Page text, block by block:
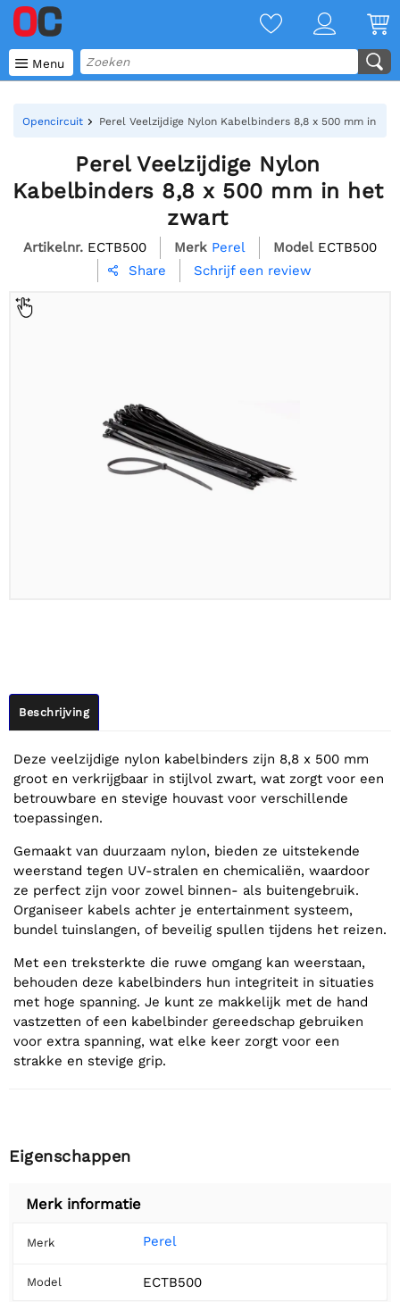
 Menu
Opencircuit Perel Veelzijdige Nylon Kabelbinders 8,8 x 500 mm in
Perel Veelzijdige Nylon
Kabelbinders 8,8 x 500 mm in het
zwart
Artikelnr. ECTB500 Merk Perel Model ECTB500
 Share Schrijf een review
Beschrijving
Deze veelzijdige nylon kabelbinders zijn 8,8 x 500 mm
groot en verkrijgbaar in stijlvol zwart, wat zorgt voor een
betrouwbare en stevige houvast voor verschillende
toepassingen.
Gemaakt van duurzaam nylon, bieden ze uitstekende
weerstand tegen UV-stralen en chemicaliën, waardoor
ze perfect zijn voor zowel binnen- als buitengebruik.
Organiseer kabels achter je entertainment systeem,
bundel tuinslangen, of beveilig spullen tijdens het reizen.
Met een treksterkte die ruwe omgang kan weerstaan,
behouden deze kabelbinders hun integriteit in situaties
met hoge spanning. Je kunt ze makkelijk met de hand
vastzetten of een kabelbinder gereedschap gebruiken
voor extra spanning, wat elke keer zorgt voor een
strakke en stevige grip.
Eigenschappen
Merk informatie
Merk Perel
Model ECTB500